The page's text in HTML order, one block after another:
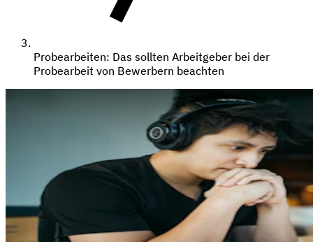
Probearbeiten: Das sollten Arbeitgeber bei der
Probearbeit von Bewerbern beachten